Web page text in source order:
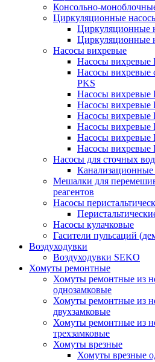
Консольно-
Циркуляционные
Циркуляционные
Циркуляционные
Насосы вихревые
Насосы вихревые
Насосы вихревые
PKS
Насосы вихревые
Насосы вихревые
Насосы вихревые
Насосы вихревые
Насосы вихревые
Насосы вихревые
Насосы для сточных вод
Канализационные
Мешалки для
реагентов
Насосы
Насосы кулачковые
Гасители пульсаций
Воздуходувки
Воздуходувки SEKO
Хомуты ремонтные
Хомуты ремонтные из
однозамковые
Хомуты ремонтные из
двухзамковые
Хомуты ремонтные из
трехзамковые
Хомуты врезные
Хомуты врезные